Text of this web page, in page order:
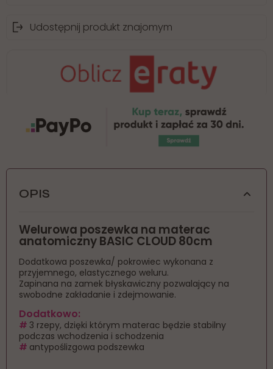
Udostępnij produkt znajomym
OPIS
Welurowa poszewka na materac
anatomicznyBASIC CLOUD 80cm
Dodatkowa poszewka/ pokrowiec wykonana z
przyjemnego, elastycznego weluru.
Zapinana na zamek błyskawiczny pozwalający na
swobodne zakładanie i zdejmowanie.
Dodatkowo:
# 3 rzepy, dzięki którym materac będzie stabilny
podczas wchodzenia i schodzenia
# antypoślizgowa podszewka